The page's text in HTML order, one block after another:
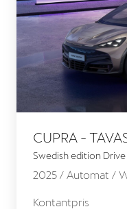
CUPRA -
Swedish edition
2025 / Automat /
Kontantpris